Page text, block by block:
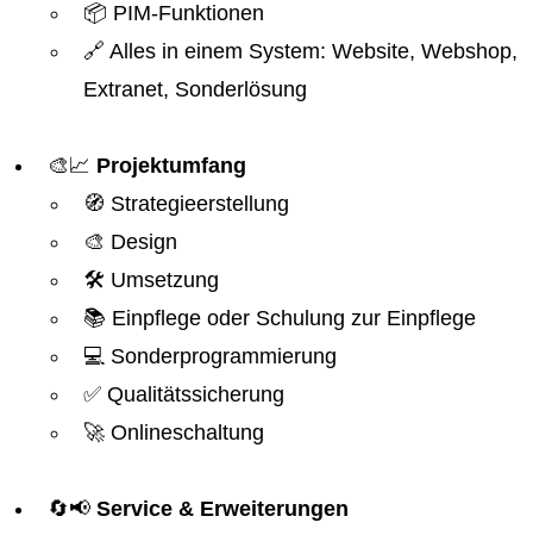
📦 PIM-Funktionen
🔗 Alles in einem System: Website, Webshop,
Extranet, Sonderlösung
🎨📈 Projektumfang
🧭 Strategieerstellung
🎨 Design
🛠️ Umsetzung
📚 Einpflege oder Schulung zur Einpflege
💻 Sonderprogrammierung
✅ Qualitätssicherung
🚀 Onlineschaltung
🔄📢 Service & Erweiterungen